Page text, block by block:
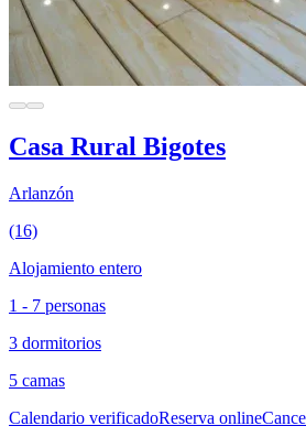
Casa Rural Bigotes
Arlanzón
(16)
Alojamiento entero
1 - 7 personas
3 dormitorios
5 camas
Calendario verificadoReserva online